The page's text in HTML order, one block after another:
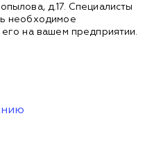
д.17. Специалисты
необходимое
на вашем предприятии.